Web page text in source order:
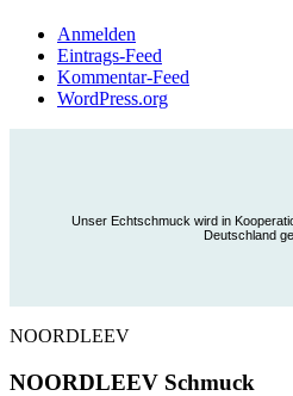
Anmelden
Eintrags-Feed
Kommentar-Feed
WordPress.org
Unser Echtschmuck wird in
Deutschland
NOORDLEEV
NOORDLEEV Schmuck